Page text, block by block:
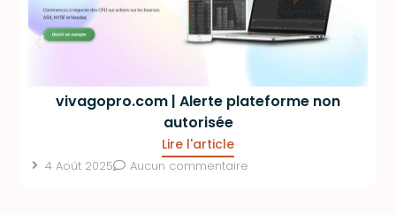
vivagopro.com | Alerte plateforme non
autorisée
Lire l'article
4 Août 2025 Aucun commentaire